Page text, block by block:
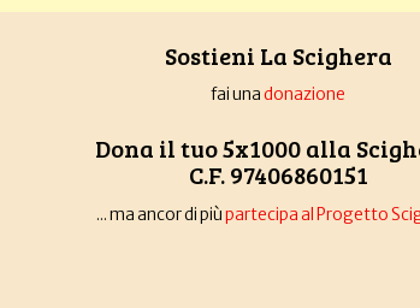
Sostieni La Scighera
fai unadonazione
Dona il tuo 5x1000 alla
C.F. 97406860151
... ma ancor di piùpartecipa al Progetto